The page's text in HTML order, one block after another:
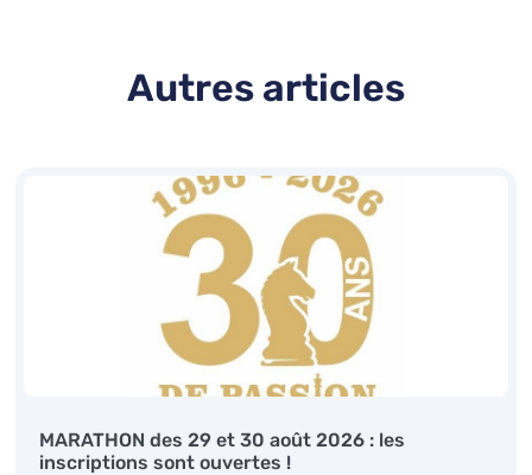
Autres articles
MARATHON des 29 et 30 août 2026 : les
inscriptions sont ouvertes !